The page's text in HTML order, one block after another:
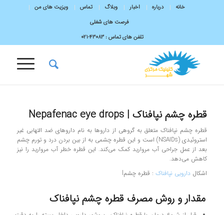
خانه درباره اخبار وبلاگ تماس
ویزیت های من
فرصت های شغلی
تلفن های تماس :43083-۰۲۱
قطره چشم نپافناک | Nepafenac eye drops
قطره چشم نپافناک متعلق به گروهی از داروها به نام داروهای ضد التهابی غیر
استروئیدی (NSAIDs) است و این قطره چشمی به از بین بردن درد و تورم چشم
بعد از عمل جراحی آب مروارید کمک می‌کند. این قطره خطر آب مروارید را نیز
کاهش می‌دهد.
اشکال دارویی نپافناک: قطره چشمl
مقدار و روش مصرف قطره چشم نپافناک